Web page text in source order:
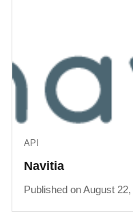
Navitia
API
Published on August